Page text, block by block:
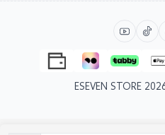
ESEVEN STORE